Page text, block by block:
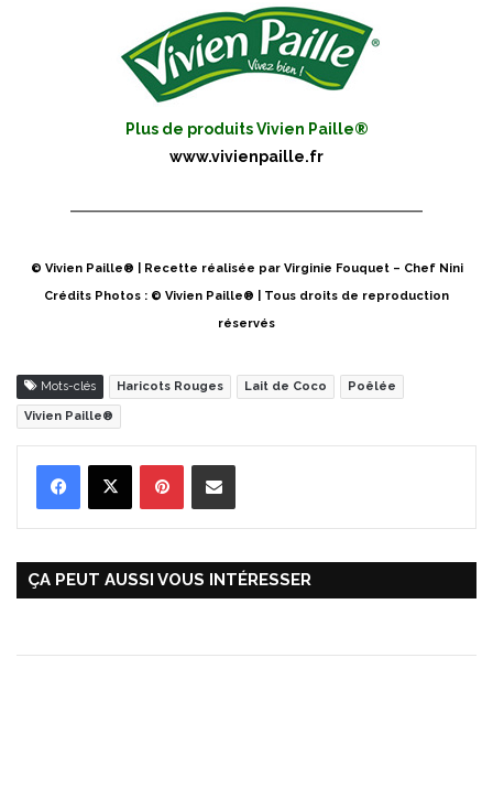
Plus de produits Vivien Paille®
www.vivienpaille.fr
© Vivien Paille® | Recette réalisée par Virginie Fouquet – Chef Nini
Crédits Photos : © Vivien Paille® | Tous droits de reproduction
réservés
Mots-clés Haricots Rouges Lait de Coco Poêlée
Vivien Paille®
ÇA PEUT AUSSI VOUS INTÉRESSER